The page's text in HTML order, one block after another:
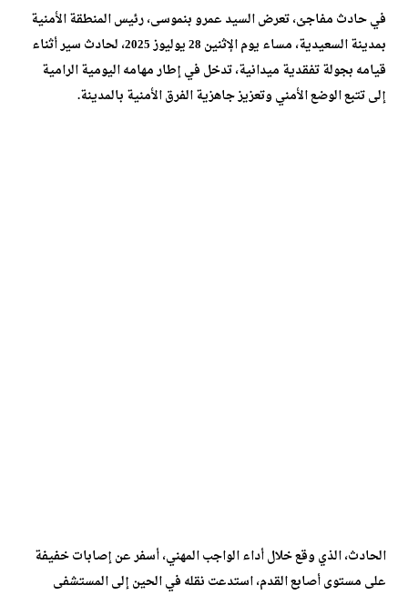
في حادث مفاجئ، تعرض السيد عمرو بنموسى، رئيس المنطقة الأمنية
بمدينة السعيدية، مساء يوم الإثنين 28 يوليوز 2025، لحادث سير أثناء
قيامه بجولة تفقدية ميدانية، تدخل في إطار مهامه اليومية الرامية
إلى تتبع الوضع الأمني وتعزيز جاهزية الفرق الأمنية بالمدينة.
الحادث، الذي وقع خلال أداء الواجب المهني، أسفر عن إصابات خفيفة
على مستوى أصابع القدم، استدعت نقله في الحين إلى المستشفى